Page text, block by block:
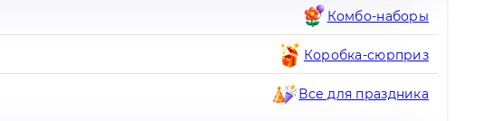
Комбо-наборы
Коробка-сюрприз
Все для праздника